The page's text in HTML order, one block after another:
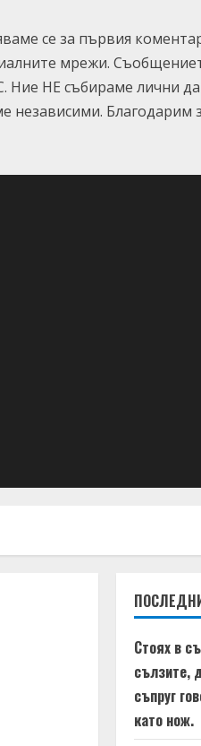
се за първия
мрежи.
Ние НЕ събираме лични
независими. Благодарим
Стоях в
сълзите,
съпруг
като нож.